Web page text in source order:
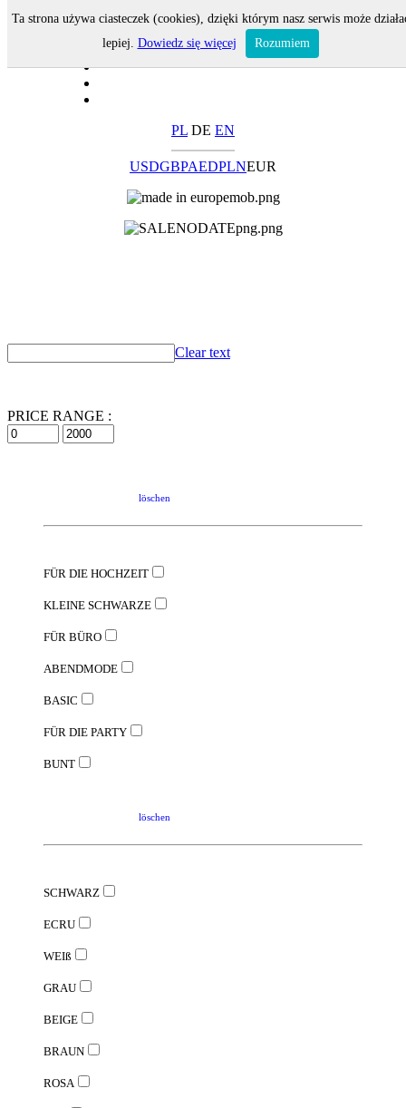
PL DE EN
USDGBPAEDPLNEUR
Clear text
PRICE RANGE :
löschen
FÜR DIE HOCHZEIT
KLEINE SCHWARZE
FÜR BÜRO
ABENDMODE
BASIC
FÜR DIE PARTY
BUNT
löschen
SCHWARZ
ECRU
WEIß
GRAU
BEIGE
BRAUN
ROSA
Ta strona używa ciasteczek (cookies), dzięki którym nasz serwis może
lepiej. Dowiedz się więcej Rozumiem